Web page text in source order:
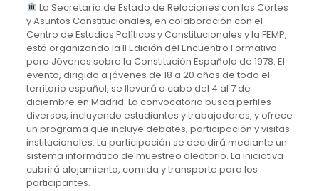
La Secretaría de Estado de Relaciones con las Cortes
y Asuntos Constitucionales, en colaboración con el
Centro de Estudios Políticos y Constitucionales y la FEMP,
está organizando la II Edición del Encuentro Formativo
para Jóvenes sobre la Constitución Española de 1978. El
evento, dirigido a jóvenes de 18 a 20 años de todo el
territorio español, se llevará a cabo del 4 al 7 de
diciembre en Madrid. La convocatoria busca perfiles
diversos, incluyendo estudiantes y trabajadores, y ofrece
un programa que incluye debates, participación y visitas
institucionales. La participación se decidirá mediante un
sistema informático de muestreo aleatorio. La iniciativa
cubrirá alojamiento, comida y transporte para los
participantes.